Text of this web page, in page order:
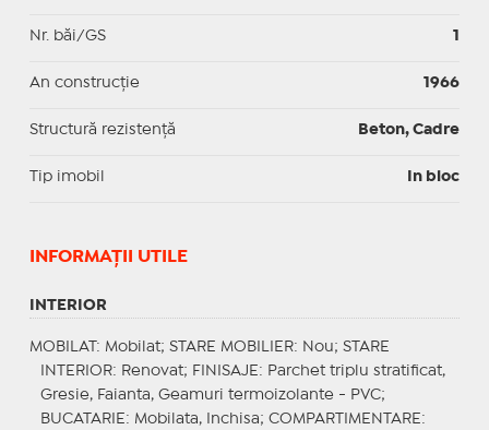
Nr. băi/GS 1
An construcție 1966
Structură rezistență Beton, Cadre
Tip imobil In bloc
INFORMAŢII UTILE
INTERIOR
MOBILAT : Mobilat; STARE MOBILIER: Nou; STARE
INTERIOR: Renovat; FINISAJE : Parchet triplu stratificat,
Gresie, Faianta, Geamuri termoizolante - PVC;
BUCATARIE : Mobilata, Inchisa; COMPARTIMENTARE :